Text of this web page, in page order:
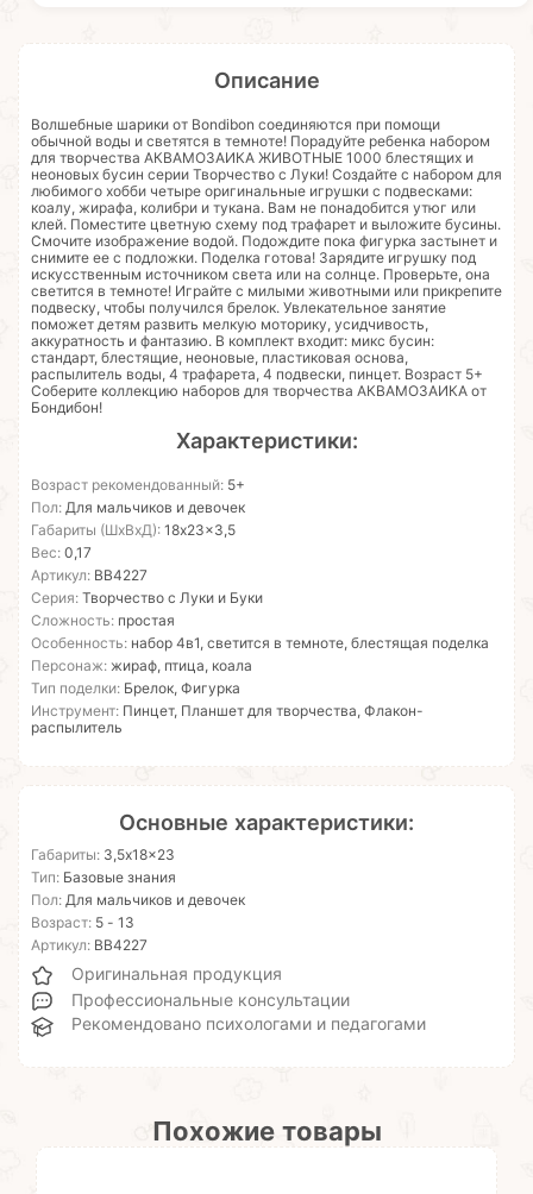
Описание
Волшебные шарики от Bondibon соединяются при помощи
обычной воды и светятся в темноте! Порадуйте ребенка набором
для творчества АКВАМОЗАИКА ЖИВОТНЫЕ 1000 блестящих и
неоновых бусин серии Творчество с Луки! Создайте с набором для
любимого хобби четыре оригинальные игрушки с подвесками:
коалу, жирафа, колибри и тукана. Вам не понадобится утюг или
клей. Поместите цветную схему под трафарет и выложите бусины.
Смочите изображение водой. Подождите пока фигурка застынет и
снимите ее с подложки. Поделка готова! Зарядите игрушку под
искусственным источником света или на солнце. Проверьте, она
светится в темноте! Играйте с милыми животными или прикрепите
подвеску, чтобы получился брелок. Увлекательное занятие
поможет детям развить мелкую моторику, усидчивость,
аккуратность и фантазию. В комплект входит: микс бусин:
стандарт, блестящие, неоновые, пластиковая основа,
распылитель воды, 4 трафарета, 4 подвески, пинцет. Возраст 5+
Соберите коллекцию наборов для творчества АКВАМОЗАИКА от
Бондибон!
Характеристики:
Возраст рекомендованный: 5+
Пол: Для мальчиков и девочек
Габариты (ШхВхД): 18x23x3,5
Вес: 0,17
Артикул: ВВ4227
Серия: Творчество с Луки и Буки
Сложность: простая
Особенность: набор 4в1, светится в темноте, блестящая поделка
Персонаж: жираф, птица, коала
Тип поделки: Брелок, Фигурка
Инструмент: Пинцет, Планшет для творчества, Флакон-
распылитель
Основные характеристики:
Габариты: 3,5x18x23
Тип: Базовые знания
Пол: Для мальчиков и девочек
Возраст: 5 - 13
Артикул: ВВ4227
Оригинальная продукция
Профессиональные консультации
Рекомендовано психологами и педагогами
Похожие товары